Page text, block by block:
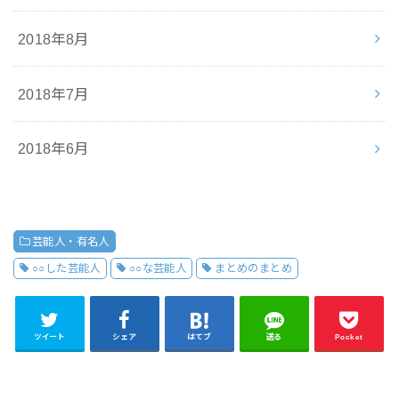
2018年8月
2018年7月
2018年6月
芸能人・有名人
○○した芸能人 ○○な芸能人 まとめのまとめ
ツイート シェア はてブ 送る Pocket